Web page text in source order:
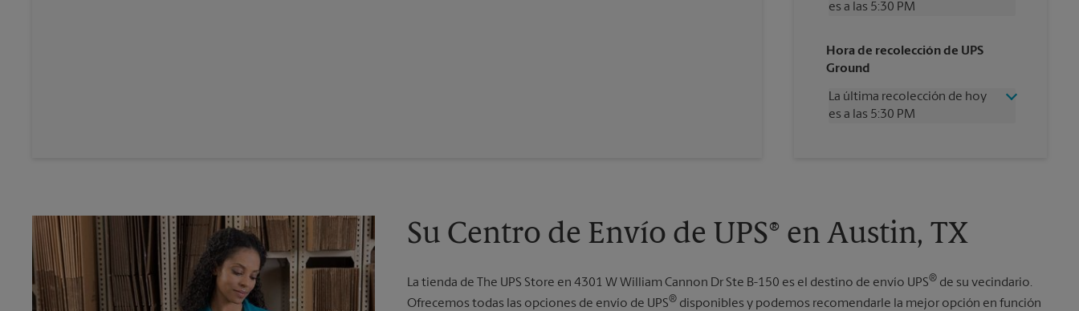
es a las 5:30 PM
Jueves
5:30 PM
Viernes
Sábado
3:00 PM
Domingo
Sin Recolección
Hora de recolección de UPS
Ground
La última recolección de hoy
es a las 5:30 PM
Domingo
Sin Recolección
Lunes
5:30 PM
Su Centro de Envío de UPS® en Austin, TX
La tienda de The UPS Store en 4301 W William Cannon Dr Ste B-150 es el destino de envío UPS® de su vecindario.
Ofrecemos todas las opciones de envío de UPS® disponibles y podemos recomendarle la mejor opción en función